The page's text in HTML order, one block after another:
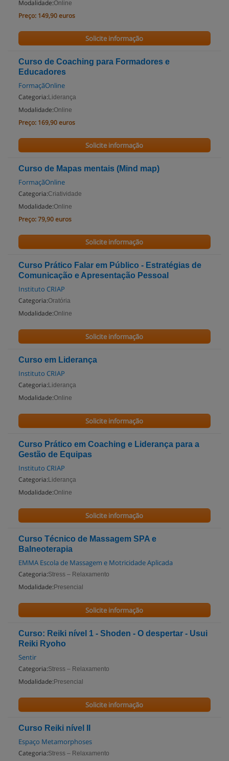
Modalidade:Online
Preço: 149,90 euros
Solicite informação
Curso de Coaching para Formadores e
Educadores
FormaçãOnline
Categoria: Liderança
Modalidade:Online
Preço: 169,90 euros
Solicite informação
Curso de Mapas mentais (Mind map)
FormaçãOnline
Categoria:Criatividade
Modalidade:Online
Preço:79,90 euros
Solicite informação
Curso Prático Falar em Público - Estratégias de
Comunicação e Apresentação Pessoal
Instituto CRIAP
Categoria:Oratória
Modalidade:Online
Solicite informação
Curso em Liderança
Instituto CRIAP
Categoria: Liderança
Modalidade:Online
Solicite informação
Curso Prático em Coaching e Liderança para a
Gestão de Equipas
Instituto CRIAP
Categoria: Liderança
Modalidade:Online
Solicite informação
Curso Técnico de Massagem SPA e
Balneoterapia
EMMA Escola de Massagem e Motricidade Aplicada
Categoria:Stress – Relaxamento
Modalidade: Presencial
Solicite informação
Curso: Reiki nível 1 - Shoden - O despertar - Usui
Reiki Ryoho
Sentir
Categoria:Stress – Relaxamento
Modalidade: Presencial
Solicite informação
Curso Reiki nível II
Espaço Metamorphoses
Categoria:Stress – Relaxamento